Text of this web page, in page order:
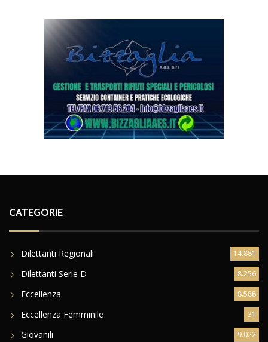
CATEGORIE
Dilettanti Regionali 14.881
Dilettanti Serie D 8.256
Eccellenza 8.588
Eccellenza Femminile 31
Giovanili 9.022